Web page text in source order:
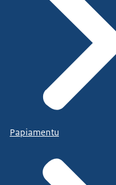
Papiamentu